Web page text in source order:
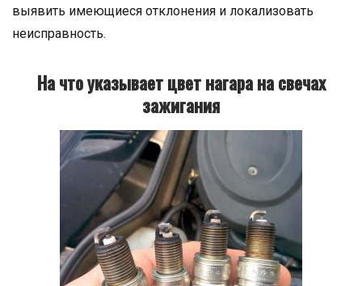
выявить имеющиеся отклонения и локализовать
неисправность.
На что указывает цвет нагара на свечах
зажигания